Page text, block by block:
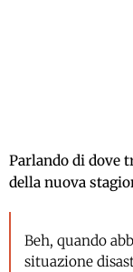
Parlando di dove
della nuova
Beh, quando
situazione